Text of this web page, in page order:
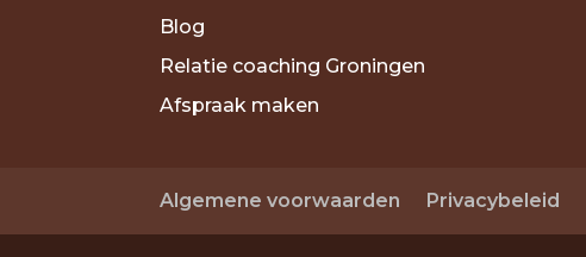
Blog
Relatie coaching Groningen
Afspraak maken
Algemene voorwaarden Privacybeleid